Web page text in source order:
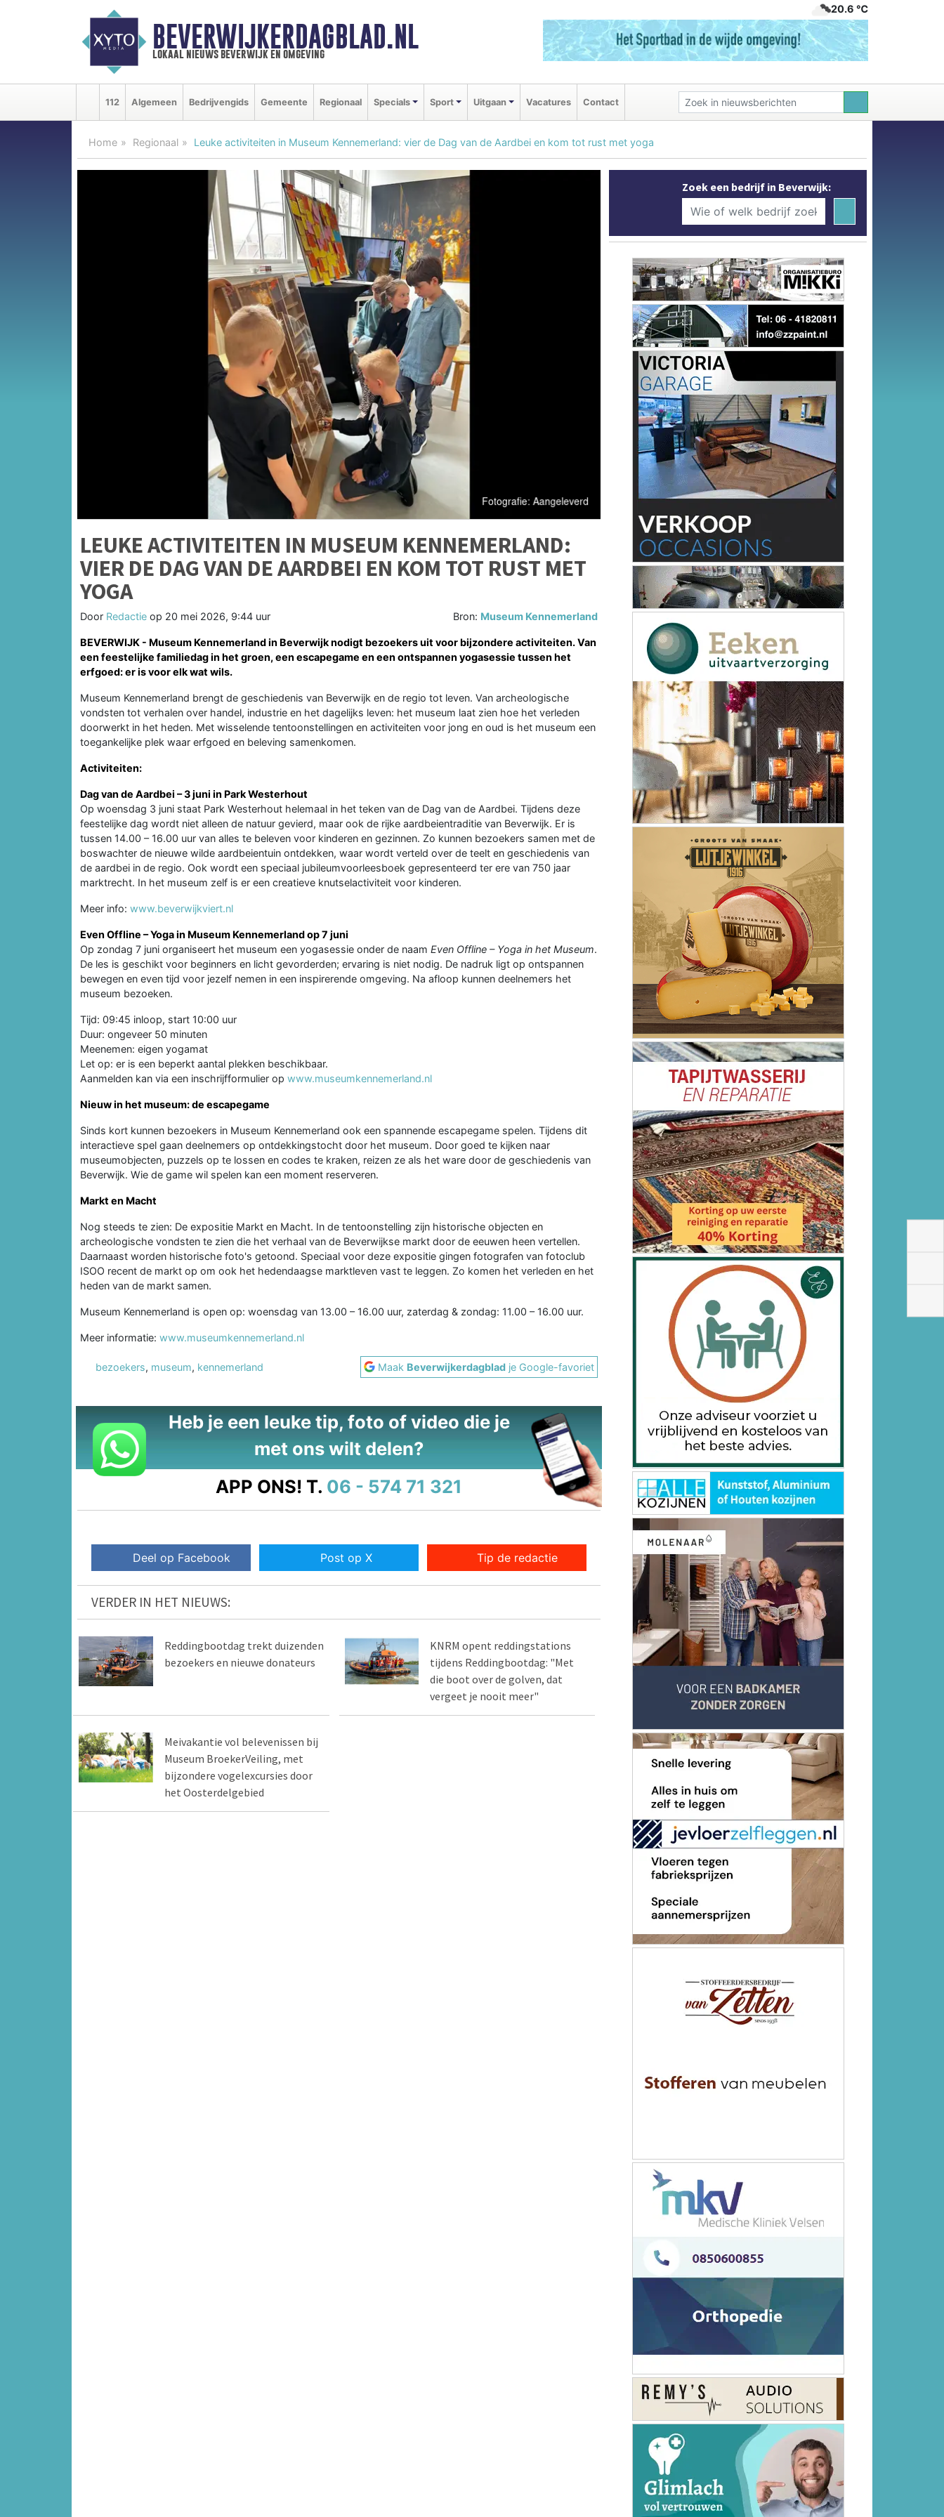
BEVERWIJKERDAGBLAD.NL
lokaal nieuws beverwijk en omgeving
20.6 ℃
112 Algemeen Bedrijvengids Gemeente Regionaal Specials Sport Uitgaan Vacatures Contact
Home Regionaal Leuke activiteiten in Museum Kennemerland: vier de Dag van de Aardbei en kom tot rust met yoga
LEUKE ACTIVITEITEN IN MUSEUM KENNEMERLAND:
VIER DE DAG VAN DE AARDBEI EN KOM TOT RUST MET
YOGA
Door Redactie op 20 mei 2026, 9:44 uur Bron: Museum Kennemerland
BEVERWIJK - Museum Kennemerland in Beverwijk nodigt bezoekers uit voor bijzondere activiteiten. Van
een feestelijke familiedag in het groen, een escapegame en een ontspannen yogasessie tussen het
erfgoed: er is voor elk wat wils.
Museum Kennemerland brengt de geschiedenis van Beverwijk en de regio tot leven. Van archeologische
vondsten tot verhalen over handel, industrie en het dagelijks leven: het museum laat zien hoe het verleden
doorwerkt in het heden. Met wisselende tentoonstellingen en activiteiten voor jong en oud is het museum een
toegankelijke plek waar erfgoed en beleving samenkomen.
Activiteiten:
Dag van de Aardbei – 3 juni in Park Westerhout
Op woensdag 3 juni staat Park Westerhout helemaal in het teken van de Dag van de Aardbei. Tijdens deze
feestelijke dag wordt niet alleen de natuur gevierd, maar ook de rijke aardbeientraditie van Beverwijk. Er is
tussen 14.00 – 16.00 uur van alles te beleven voor kinderen en gezinnen. Zo kunnen bezoekers samen met de
boswachter de nieuwe wilde aardbeientuin ontdekken, waar wordt verteld over de teelt en geschiedenis van
de aardbei in de regio. Ook wordt een speciaal jubileumvoorleesboek gepresenteerd ter ere van 750 jaar
marktrecht. In het museum zelf is er een creatieve knutselactiviteit voor kinderen.
Meer info: www.beverwijkviert.nl
Even Offline – Yoga in Museum Kennemerland op 7 juni
Op zondag 7 juni organiseert het museum een yogasessie onder de naam Even Offline – Yoga in het Museum.
De les is geschikt voor beginners en licht gevorderden; ervaring is niet nodig. De nadruk ligt op ontspannen
bewegen en even tijd voor jezelf nemen in een inspirerende omgeving. Na afloop kunnen deelnemers het
museum bezoeken.
Tijd: 09:45 inloop, start 10:00 uur
Duur: ongeveer 50 minuten
Meenemen: eigen yogamat
Let op: er is een beperkt aantal plekken beschikbaar.
Aanmelden kan via een inschrijfformulier op www.museumkennemerland.nl
Nieuw in het museum: de escapegame
Sinds kort kunnen bezoekers in Museum Kennemerland ook een spannende escapegame spelen. Tijdens dit
interactieve spel gaan deelnemers op ontdekkingstocht door het museum. Door goed te kijken naar
museumobjecten, puzzels op te lossen en codes te kraken, reizen ze als het ware door de geschiedenis van
Beverwijk. Wie de game wil spelen kan een moment reserveren.
Markt en Macht
Nog steeds te zien: De expositie Markt en Macht. In de tentoonstelling zijn historische objecten en
archeologische vondsten te zien die het verhaal van de Beverwijkse markt door de eeuwen heen vertellen.
Daarnaast worden historische foto's getoond. Speciaal voor deze expositie gingen fotografen van fotoclub
ISOO recent de markt op om ook het hedendaagse marktleven vast te leggen. Zo komen het verleden en het
heden van de markt samen.
Museum Kennemerland is open op: woensdag van 13.00 – 16.00 uur, zaterdag & zondag: 11.00 – 16.00 uur.
Meer informatie: www.museumkennemerland.nl
bezoekers, museum, kennemerland Maak Beverwijkerdagblad je Google-favoriet
Heb je een leuke tip, foto of video die je
met ons wilt delen?
APP ONS! T. 06 - 574 71 321
Deel op Facebook Post op X Tip de redactie
VERDER IN HET NIEUWS:
Reddingbootdag trekt duizenden
bezoekers en nieuwe donateurs
KNRM opent reddingstations
tijdens Reddingbootdag: "Met
die boot over de golven, dat
vergeet je nooit meer"
Meivakantie vol belevenissen bij
Museum BroekerVeiling, met
bijzondere vogelexcursies door
het Oosterdelgebied
Zoek een bedrijf in Beverwijk: